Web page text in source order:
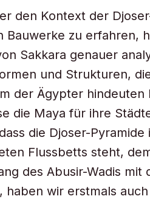
den Kontext der
Bauwerke zu erfahren,
Sakkara genauer
und Strukturen,
der Ägypter
die Maya für ihre
die Djoser-
Flussbetts steht,
des Abusir-Wadis
haben wir erstmals